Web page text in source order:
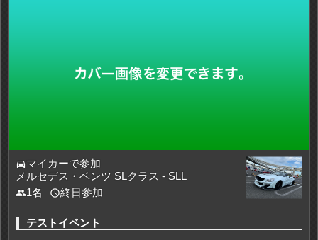
directions_carマイカーで参加
メルセデス・ベンツ SLクラス - SLL
people1名 access_time終日参加
テストイベント